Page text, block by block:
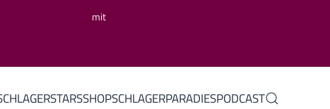
mit
SHOPSCHLAGERPARADIESPODCAST